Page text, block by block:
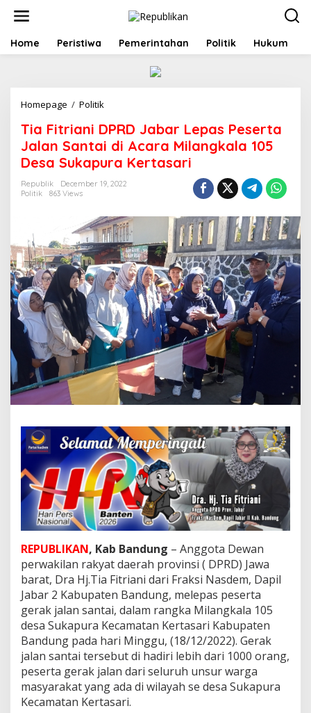
t
Home Peristiwa Pemerintahan Politik Hukum
Homepage / Politik
a
F
i
t
r
n
i
D
P
R
D
J
a
b
a
r
L
e
p
s
e
s
e
r
t
a
l
n
S
a
n
t
a
i
d
i
A
a
r
Tia Fitriani DPRD Jabar Lepas Peserta
Jalan Santai di Acara Milangkala 105
Desa Sukapura Kertasari
Republik
December 19, 2022
Politik
863 Views
REPUBLIKAN, Kab Bandung – Anggota Dewan
perwakilan rakyat daerah provinsi ( DPRD) Jawa
barat, Dra Hj.Tia Fitriani dari Fraksi Nasdem, Dapil
Jabar 2 Kabupaten Bandung, melepas peserta
gerak jalan santai, dalam rangka Milangkala 105
desa Sukapura Kecamatan Kertasari Kabupaten
Bandung pada hari Minggu, (18/12/2022). Gerak
jalan santai tersebut di hadiri lebih dari 1000 orang,
peserta gerak jalan dari seluruh unsur warga
masyarakat yang ada di wilayah se desa Sukapura
Kecamatan Kertasari.